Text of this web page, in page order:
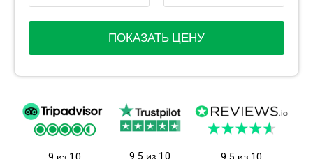
ПОКАЗАТЬ ЦЕНУ